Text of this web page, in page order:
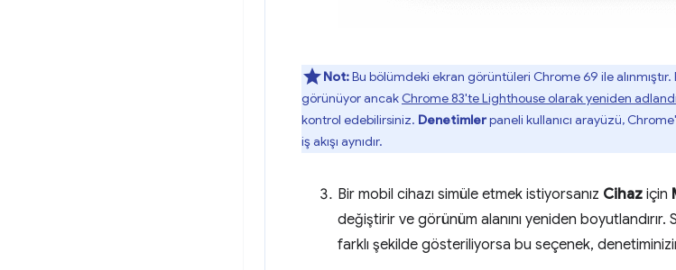
Not:Bu bölümdeki ekran görüntüleri Chrome 69 ile
görünüyor ancak Chrome 83'te Lighthouse olarak yeniden
kontrol edebilirsiniz. Denetimlerpaneli kullanıcı arayüzü,
iş akışı aynıdır.
Bir mobil cihazı simüle etmek istiyorsanız Cihaz için
değiştirir ve görünüm alanını yeniden
farklı şekilde gösteriliyorsa bu seçenek,